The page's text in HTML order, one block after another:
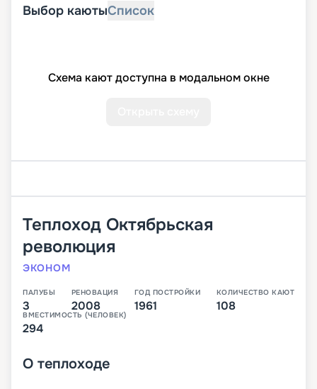
Выбор каютыСписок
Схема кают доступна в модальном окне
Теплоход Октябрьская
революция
ЭКОНОМ
ПАЛУБЫ
3
РЕНОВАЦИЯ
2008
ГОД ПОСТРОЙКИ
1961
КОЛИЧЕСТВО КАЮТ
108
ВМЕСТИМОСТЬ (ЧЕЛОВЕК)
294
О теплоходе